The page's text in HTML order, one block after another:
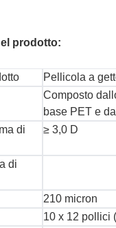
prodotto:
Pellicola a
Composto
base PET e
di
≥ 3,0 D
di
210 micron
10 x 12 pollici